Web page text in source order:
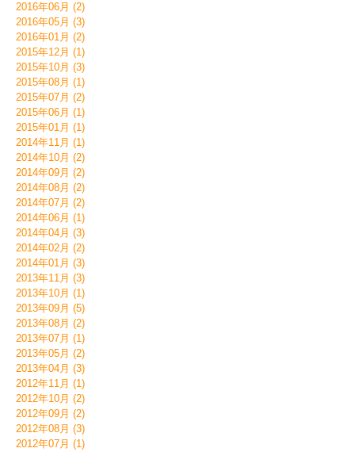
2016年06月 (2)
2016年05月 (3)
2016年01月 (2)
2015年12月 (1)
2015年10月 (3)
2015年08月 (1)
2015年07月 (2)
2015年06月 (1)
2015年01月 (1)
2014年11月 (1)
2014年10月 (2)
2014年09月 (2)
2014年08月 (2)
2014年07月 (2)
2014年06月 (1)
2014年04月 (3)
2014年02月 (2)
2014年01月 (3)
2013年11月 (3)
2013年10月 (1)
2013年09月 (5)
2013年08月 (2)
2013年07月 (1)
2013年05月 (2)
2013年04月 (3)
2012年11月 (1)
2012年10月 (2)
2012年09月 (2)
2012年08月 (3)
2012年07月 (1)